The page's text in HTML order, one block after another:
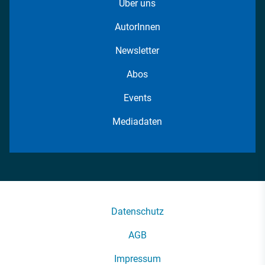
Über uns
AutorInnen
Newsletter
Abos
Events
Mediadaten
Datenschutz
AGB
Impressum